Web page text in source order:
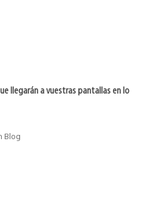
llegarán a vuestras pantallas en lo
Blog